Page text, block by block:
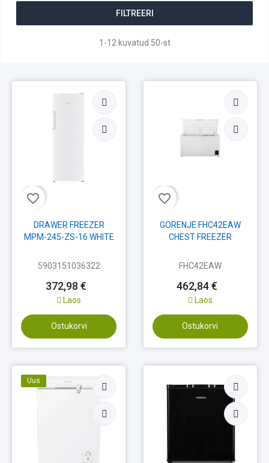
FILTREERI
1-12 kuvatud 50-st
favorite_border
DRAWER FREEZER
MPM-245-ZS-16 WHITE
5903151036322
372,98 €
Laos
Ostukorvi
favorite_border
GORENJE FHC42EAW
CHEST FREEZER
FHC42EAW
462,84 €
Laos
Ostukorvi
Uus